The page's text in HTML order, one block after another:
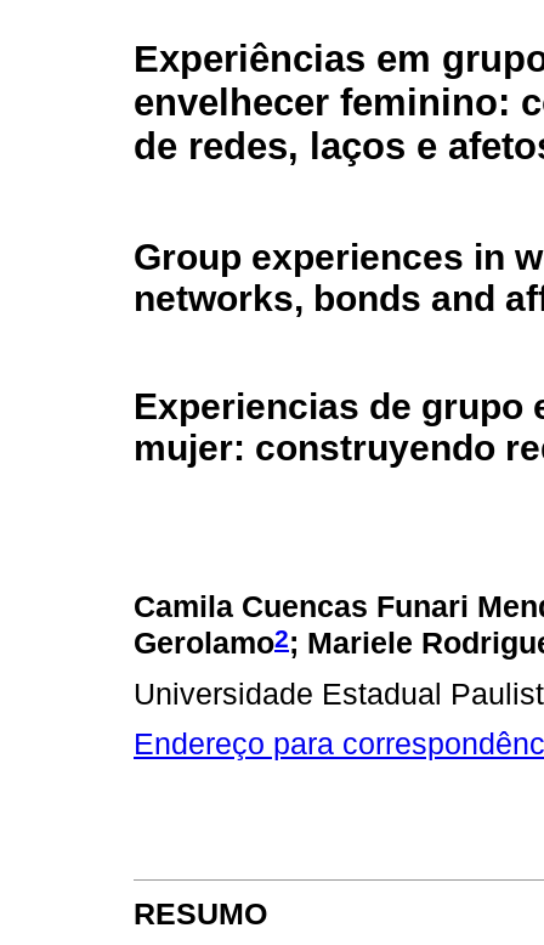
Experiências em
envelhecer feminino:
de redes, laços e
Group experiences in
networks, bonds and
Experiencias de grupo
mujer: construyendo
Camila Cuencas Funari
Gerolamo2; Mariele
Universidade Estadual
Endereço para
RESUMO